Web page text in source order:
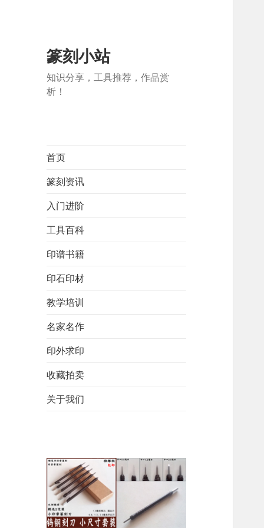
篆刻小站
知识分享，工具推荐，作品赏
析！
首页
篆刻资讯
入门进阶
工具百科
印谱书籍
印石印材
教学培训
名家名作
印外求印
收藏拍卖
关于我们